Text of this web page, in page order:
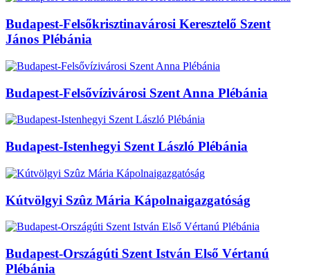
Budapest-Felsőkrisztinavárosi Keresztelő Szent
János Plébánia
Budapest-Felsővízivárosi Szent Anna Plébánia
Budapest-Istenhegyi Szent László Plébánia
Kútvölgyi Szûz Mária Kápolnaigazgatóság
Budapest-Országúti Szent István Első Vértanú
Plébánia